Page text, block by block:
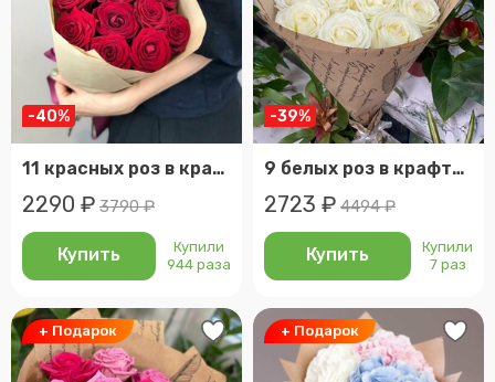
-40%
11 красных роз в крафте 50 см
2290 ₽ 3790 ₽
Купить
Купили
944 раза
-39%
9 белых роз в крафтовой упаковке
2723 ₽ 4494 ₽
Купить
Купили
7 раз
+ Подарок + Подарок